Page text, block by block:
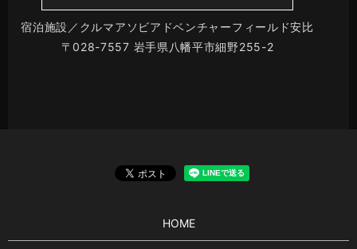
宿泊施設／クルマアソビアドベンチャーフィールド安比
〒028-7557 岩手県八幡平市細野255-2
HOME